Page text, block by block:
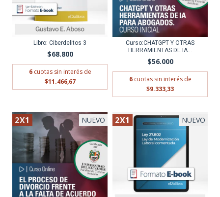
Libro: Ciberdelitos 3
$68.800
6 cuotas sin interés de
$11.466,67
Curso:CHATGPT Y OTRAS
HERRAMIENTAS DE IA...
$56.000
6 cuotas sin interés de
$9.333,33
2X1 NUEVO 2X1 NUEVO